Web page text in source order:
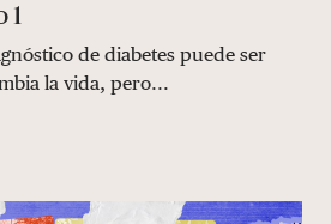
1
de diabetes puede ser
la vida, pero...